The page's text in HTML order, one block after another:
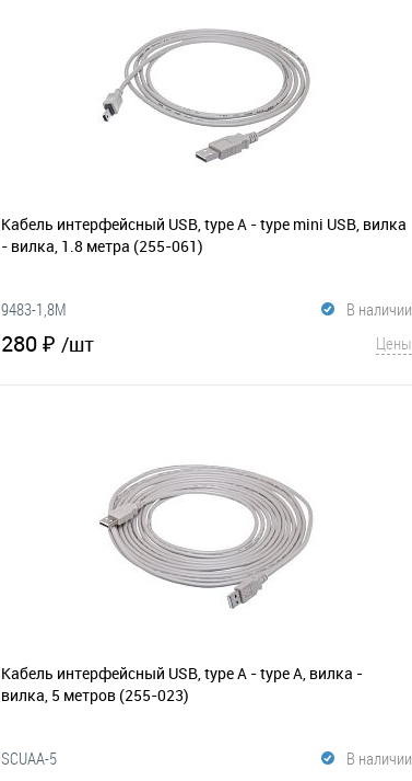
Кабель интерфейсный USB, type А - type mini USB, вилка
- вилка, 1.8 метра (255-061)
В наличии
9483-1,8M
280 ₽ /шт Цены
Сравнение
Кабель интерфейсный USB, type А - type А, вилка -
вилка, 5 метров (255-023)
В наличии
SCUAA-5